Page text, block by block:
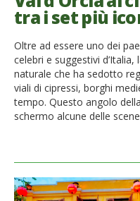
French
Italiano
tra i set più
Oltre ad essere uno dei
celebri e suggestivi d’Italia,
naturale che ha sedotto
viali di cipressi, borghi
tempo. Questo angolo
schermo alcune delle